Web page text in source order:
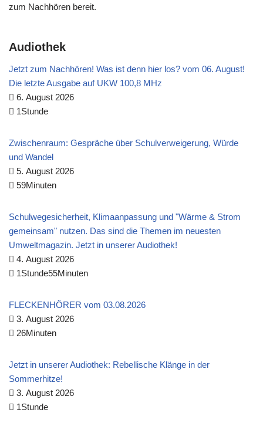
zum Nachhören bereit.
Audiothek
Jetzt zum Nachhören! Was ist denn hier los? vom 06. August!
Die letzte Ausgabe auf UKW 100,8 MHz
6. August 2026
1Stunde
Zwischenraum: Gespräche über Schulverweigerung, Würde
und Wandel
5. August 2026
59Minuten
Schulwegesicherheit, Klimaanpassung und "Wärme & Strom
gemeinsam" nutzen. Das sind die Themen im neuesten
Umweltmagazin. Jetzt in unserer Audiothek!
4. August 2026
1Stunde55Minuten
FLECKENHÖRER vom 03.08.2026
3. August 2026
26Minuten
Jetzt in unserer Audiothek: Rebellische Klänge in der
Sommerhitze!
3. August 2026
1Stunde